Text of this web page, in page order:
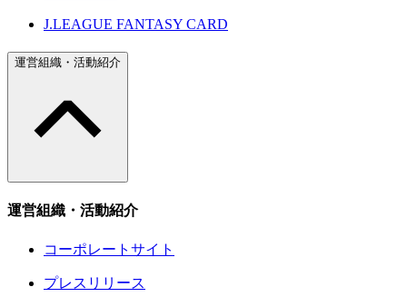
J.LEAGUE FANTASY CARD
運営組織・活動紹介
運営組織・活動紹介
コーポレートサイト
プレスリリース